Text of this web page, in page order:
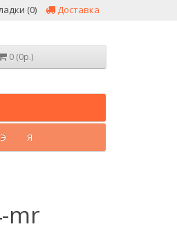
(0) Доставка
0 (0р.)
Э Я
mr